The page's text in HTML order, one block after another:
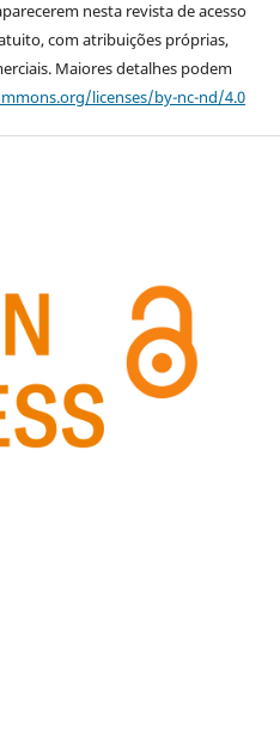
nesta revista de acesso
com atribuições próprias,
Maiores detalhes podem
licenses/by-nc-nd/4.0